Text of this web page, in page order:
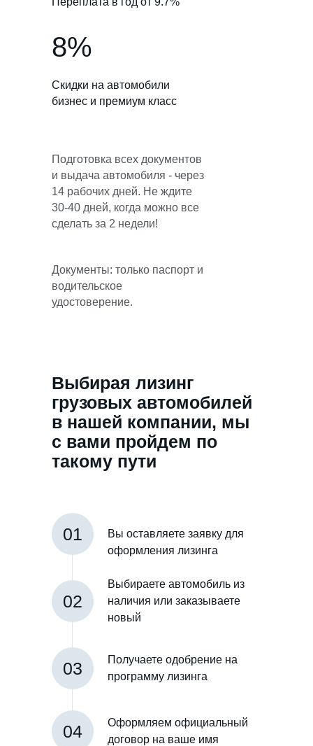
8%
Скидки на автомобили
бизнес и премиум класс
Подготовка всех документов
и выдача автомобиля - через
14 рабочих дней. Не ждите
30-40 дней, когда можно все
сделать за 2 недели!
Документы: только паспорт и
водительское
удостоверение.
Выбирая лизинг
грузовых автомобилей
в нашей компании, мы
с вами пройдем по
такому пути
01
Вы оставляете заявку для
оформления лизинга
02
Выбираете автомобиль из
наличия или заказываете
новый
03
Получаете одобрение на
программу лизинга
04
Оформляем официальный
договор на ваше имя